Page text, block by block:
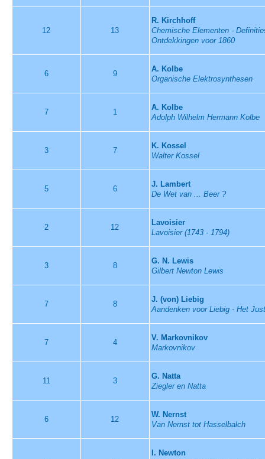
12 13
R. Kirchhoff
Chemische Elementen -
Ontdekkingen voor 1860
6 9
A. Kolbe
Organische Elektrosynthesen
7 1
A. Kolbe
Adolph Wilhelm Hermann Kolbe
3 7
K. Kossel
Walter Kossel
5 6
J. Lambert
De Wet van ... Beer ?
2 12
Lavoisier
Lavoisier (1743 - 1794)
3 8
G. N. Lewis
Gilbert Newton Lewis
7 8
J. (von) Liebig
Aandenken voor Liebig - Het
7 4
V. Markovnikov
Markovnikov
11 3
G. Natta
Ziegler en Natta
6 12
W. Nernst
Van Nernst tot Hasselbalch
I. Newton